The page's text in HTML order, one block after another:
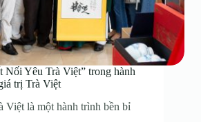
Yêu Trà Việt” trong hành
trị Trà Việt
Việt là một hành trình bền bỉ